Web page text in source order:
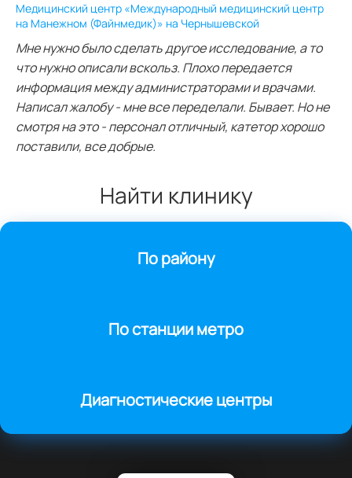
Медицинский центр «Международный медицинский центр
на Манежном (Файнмедик)» на Чернышевской
Мне нужно было сделать другое исследование, а то
что нужно описали вскольз. Плохо передается
информация между администраторами и врачами.
Написал жалобу - мне все переделали. Бывает. Но не
смотря на это - персонал отличный, катетор хорошо
поставили, все добрые.
Найти клинику
По району
По станции метро
Диагностические центры